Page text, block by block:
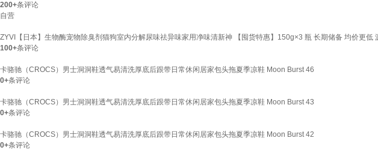
200+条评论
自营
ZYVI【日本】生物酶宠物除臭剂猫狗室内分解尿味祛异味家用净味清新神 【囤货特惠】150g×3 瓶 长期储备 均价更低
100+条评论
卡骆驰（CROCS）男士洞洞鞋透气易清洗厚底后跟带日常休闲居家包头拖夏季凉鞋 Moon Burst 46
0+条评论
卡骆驰（CROCS）男士洞洞鞋透气易清洗厚底后跟带日常休闲居家包头拖夏季凉鞋 Moon Burst 43
0+条评论
卡骆驰（CROCS）男士洞洞鞋透气易清洗厚底后跟带日常休闲居家包头拖夏季凉鞋 Moon Burst 42
0+条评论